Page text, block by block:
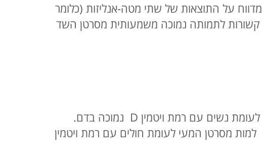
מחקר שפורסם בחודש האחרון בכתב העת EUROPEAN JOURNAL OF CANCER מדווח על התוצאות של שתי מטה-אנליזות (כלומר
סקירה של מספר גדול של מחקרים בתחום) אשר מאשרות כי רמות גבוהות של ויטמין D קשורות לתמותה נמוכה משמעותית מסרטן השד
סרטן מעי גס: לחולים עם רמת ויטמין D גבוהה יותר בדם היה סיכון נמוך ב 35% למות מסרטן המעי לעומת חולים עם רמת ויטמין